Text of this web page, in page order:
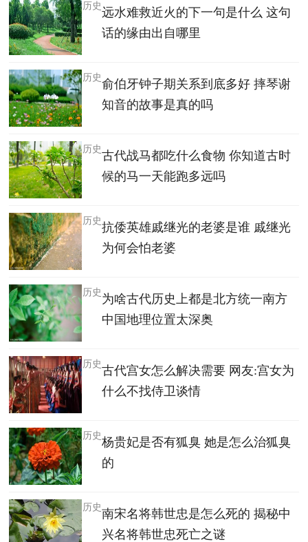
远水难救近火的下一句是什么 这句
话的缘由出自哪里
历史
俞伯牙钟子期关系到底多好 摔琴谢
知音的故事是真的吗
历史
古代战马都吃什么食物 你知道古时
候的马一天能跑多远吗
历史
抗倭英雄戚继光的老婆是谁 戚继光
为何会怕老婆
历史
为啥古代历史上都是北方统一南方
中国地理位置太深奥
历史
古代宫女怎么解决需要 网友:宫女为
什么不找侍卫谈情
历史
杨贵妃是否有狐臭 她是怎么治狐臭
的
历史
南宋名将韩世忠是怎么死的 揭秘中
兴名将韩世忠死亡之谜
历史